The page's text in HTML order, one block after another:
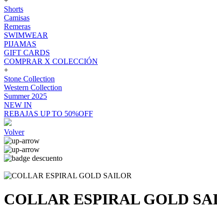
Shorts
Camisas
Remeras
SWIMWEAR
PIJAMAS
GIFT CARDS
COMPRAR X COLECCIÓN
+
Stone Collection
Western Collection
Summer 2025
NEW IN
REBAJAS UP TO 50%OFF
Volver
COLLAR ESPIRAL GOLD